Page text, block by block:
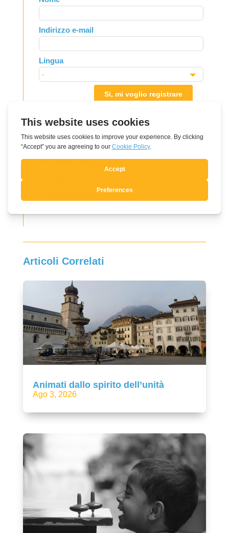
this
field
blank
Indirizzo e-mail
Lingua
Si, mi voglio registrare
Pensiero del giorno
ciò che accade
Articoli Correlati
Animati dallo spirito dell’unità
Ago 3, 2026